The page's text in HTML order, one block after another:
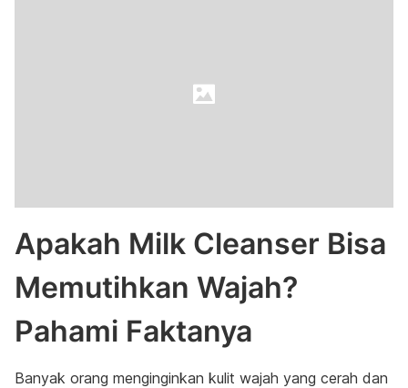
Apakah Milk Cleanser Bisa
Memutihkan Wajah?
Pahami Faktanya
Banyak orang menginginkan kulit wajah yang cerah dan